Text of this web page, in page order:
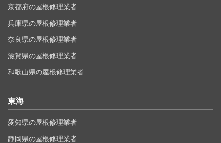
京都府の屋根修理業者
兵庫県の屋根修理業者
奈良県の屋根修理業者
滋賀県の屋根修理業者
和歌山県の屋根修理業者
東海
愛知県の屋根修理業者
静岡県の屋根修理業者